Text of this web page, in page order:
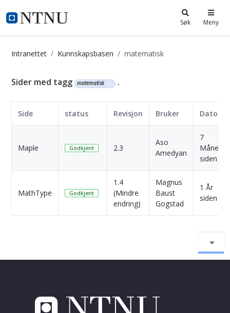
i.ntnu.no Søk Meny
Intranettet Kunnskapsbasen matematisk
Kunnskapsbasen
Sider med tagg matematisk .
Side status Revisjon Bruker Dato
Maple Godkjent 2.3
Aso
Amedyan
7
Måneder
siden
MathType Godkjent
1.4
(Mindre
endring)
Magnus
Baust
Gogstad
1 År
siden